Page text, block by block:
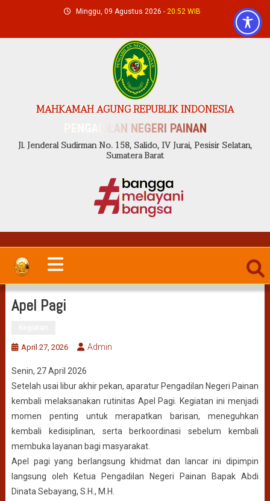
content
Minggu, 09 Agustus 2026 - 20:52 WIB
MAHKAMAH AGUNG REPUBLIK INDONESIA
PENGADILAN NEGERI PAINAN
Jl. Jenderal Sudirman No. 158, Salido, IV Jurai, Pesisir Selatan,
Sumatera Barat
Apel Pagi
April 27, 2026 Admin
Senin, 27 April 2026
Setelah usai libur akhir pekan, aparatur Pengadilan Negeri Painan
kembali melaksanakan rutinitas Apel Pagi. Kegiatan ini menjadi
momen penting untuk merapatkan barisan, meneguhkan
kembali kedisiplinan, serta berkoordinasi sebelum kembali
membuka layanan bagi masyarakat.
Apel pagi yang berlangsung khidmat dan lancar ini dipimpin
langsung oleh Ketua Pengadilan Negeri Painan Bapak Abdi
Dinata Sebayang, S.H., M.H.